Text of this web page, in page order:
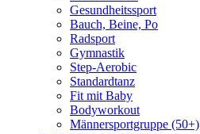
Gesundheitssport
Bauch, Beine, Po
Radsport
Gymnastik
Step-Aerobic
Standardtanz
Fit mit Baby
Bodyworkout
Männersportgruppe (50+)